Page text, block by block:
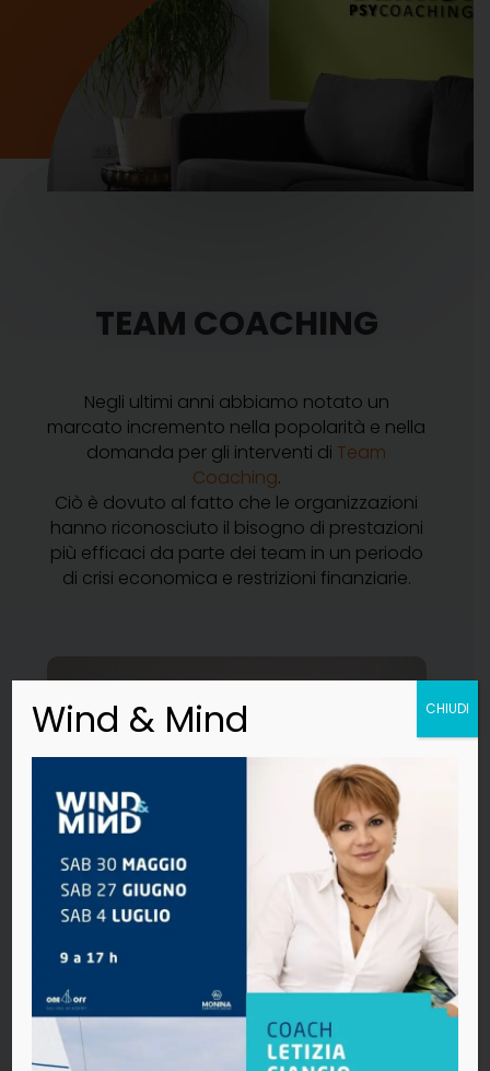
TEAM COACHING
Negli ultimi anni abbiamo notato un
marcato incremento nella popolarità e nella
domanda per gli interventi di Team
Coaching.
Ciò è dovuto al fatto che le organizzazioni
hanno riconosciuto il bisogno di prestazioni
più efficaci da parte dei team in un periodo
di crisi economica e restrizioni finanziarie.
Wind & Mind CHIUDI